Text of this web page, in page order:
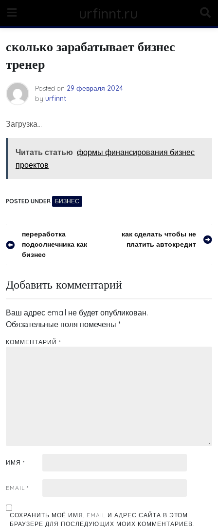
content
urfinnt.ru
сколько зарабатывает бизнес
тренер
Posted on 29 февраля 2024
by urfinnt
Загрузка…
Читать статью формы финансирования бизнес
проектов
POSTED UNDER БИЗНЕС
Навигация
по
переработка
подсолнечника как
бизнес
как сделать чтобы не
платить автокредит
Добавить комментарий
Ваш адрес email не будет опубликован.
Обязательные поля помечены *
КОММЕНТАРИЙ *
ИМЯ *
EMAIL *
СОХРАНИТЬ МОЁ ИМЯ, EMAIL И АДРЕС САЙТА В ЭТОМ
БРАУЗЕРЕ ДЛЯ ПОСЛЕДУЮЩИХ МОИХ КОММЕНТАРИЕВ.